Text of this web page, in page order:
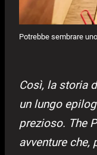
Potrebbe sembrare
Così, la storia
un lungo
prezioso. The
avventure che,